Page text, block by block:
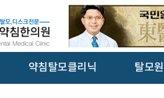
약침탈모클리닉 탈모